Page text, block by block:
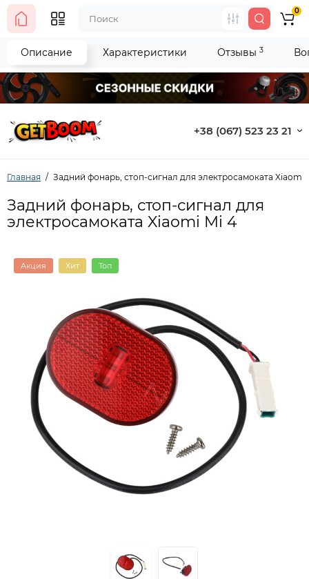
+38 (067) 523 23 21
0
Главная Задний фонарь, стоп-сигнал для электросамоката Xiaomi
Задний фонарь, стоп-сигнал для
электросамоката Xiaomi Mi 4
Акция Хит Топ
Описание Характеристики Отзывы 3